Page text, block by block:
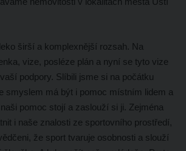
širší a komplexnější rozsah. Na
vize, posléze plán a nyní se tyto vize
podpory. Slíbili jsme si na počátku
smyslem má být i pomoc místním lidem a
pomoc stojí a zaslouží si ji. Zejména
i naše znalosti ze sportovního prostředí,
že sport tvaruje osobnosti a slouží